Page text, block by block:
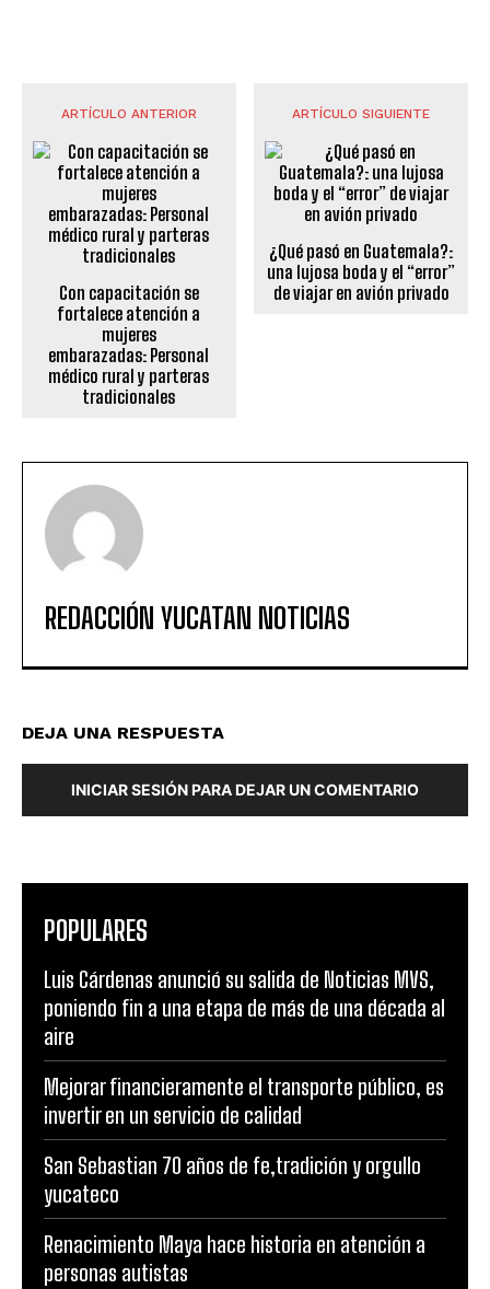
ARTÍCULO ANTERIOR
Con capacitación se
fortalece atención a
mujeres
embarazadas: Personal
médico rural y parteras
tradicionales
ARTÍCULO SIGUIENTE
¿Qué pasó en Guatemala?:
una lujosa boda y el “error”
de viajar en avión privado
REDACCIÓN YUCATAN NOTICIAS
DEJA UNA RESPUESTA
INICIAR SESIÓN PARA DEJAR UN COMENTARIO
POPULARES
Luis Cárdenas anunció su salida de Noticias MVS,
poniendo fin a una etapa de más de una década al
aire
Mejorar financieramente el transporte público, es
invertir en un servicio de calidad
San Sebastian 70 años de fe,tradición y orgullo
yucateco
Renacimiento Maya hace historia en atención a
personas autistas